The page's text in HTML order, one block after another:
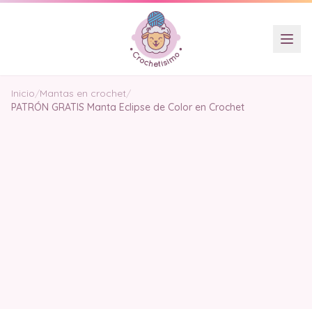
Inicio/Mantas en crochet/
PATRÓN GRATIS Manta Eclipse de Color en Crochet